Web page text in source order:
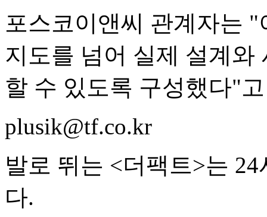
포스코이앤씨 관계자는
지도를 넘어 실제 설계와
할 수 있도록 구성했다"
plusik@tf.co.kr
발로 뛰는 <더팩트>는
다.